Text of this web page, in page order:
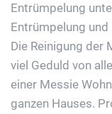
Entrümpelung
Entrümpelung
Die Reinigung der
viel Geduld von
einer Messie
ganzen Hauses.